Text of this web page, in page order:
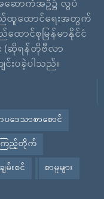
အဆောက်အဦ၌ လွပ်
လည်ထူထောင်ရေးအတွက်
ထောင်စုမြန်မာနိုင်ငံ
(ဆိုရန်တိုဗီလာ
းပခဲ့ပါသည်။
ဒေသာစာစောင်
ကြည့်တိုက်
မ်းစင် စာမူများ